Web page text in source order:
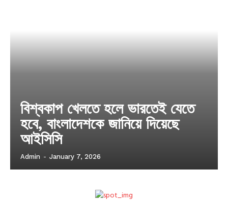
বিশ্বকাপ খেলতে হলে ভারতেই যেতে
হবে, বাংলাদেশকে জানিয়ে দিয়েছে
আইসিসি
Admin - January 7, 2026